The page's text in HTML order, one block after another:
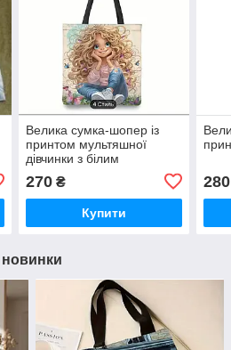
Велика сумка-шопер із
принтом мультяшної
дівчинки з білим
40/35 см
270₴
Купити
280
новинки